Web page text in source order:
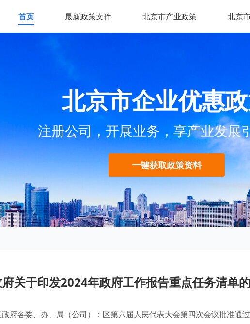
首页 最新政策文件 北京市产业政策 北京
北京市企业优惠
注册公司，开展业务，享产业发展
一键获取政策资料
关于印发2024年政府工作报告重点任务清单
府各委、办、局（公司）：区第六届人民代表大会第四次会议批准通